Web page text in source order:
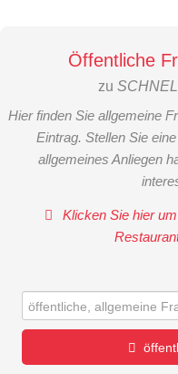
Öffentliche
zu
Hier finden Sie allgemeine
Eintrag. Stellen Sie
allgemeines Anliegen
Klicken Sie hier